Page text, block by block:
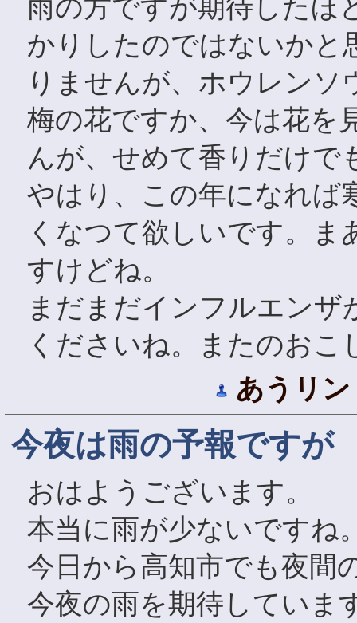
雨の方ですが期待したほ
かりしたのではないかと
りませんが、ホウレン
梅の花ですか、今は花を
んが、せめて香りだけで
やはり、この年になれば
くなつて欲しいです。
すけどね。
まだまだインフルエン
くださいね。またのお
あうリン
今夜は雨の予報ですが
おはようございます。
本当に雨が少ないですね
今日から高知市でも夜間
今夜の雨を期待していま